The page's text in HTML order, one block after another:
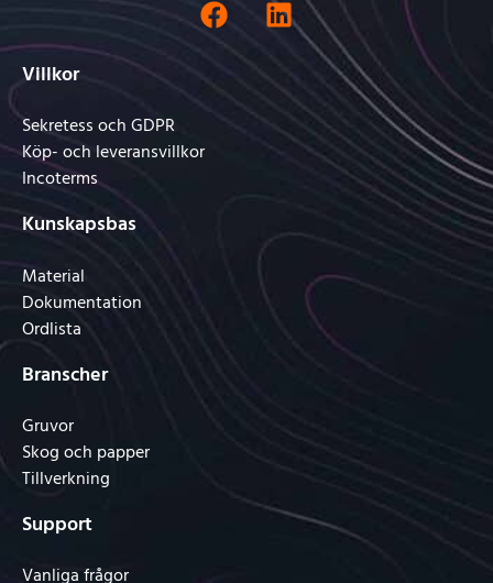
Villkor
Sekretess och GDPR
Köp- och leveransvillkor
Incoterms
Kunskapsbas
Material
Dokumentation
Ordlista
Branscher
Gruvor
Skog och papper
Tillverkning
Support
Vanliga frågor